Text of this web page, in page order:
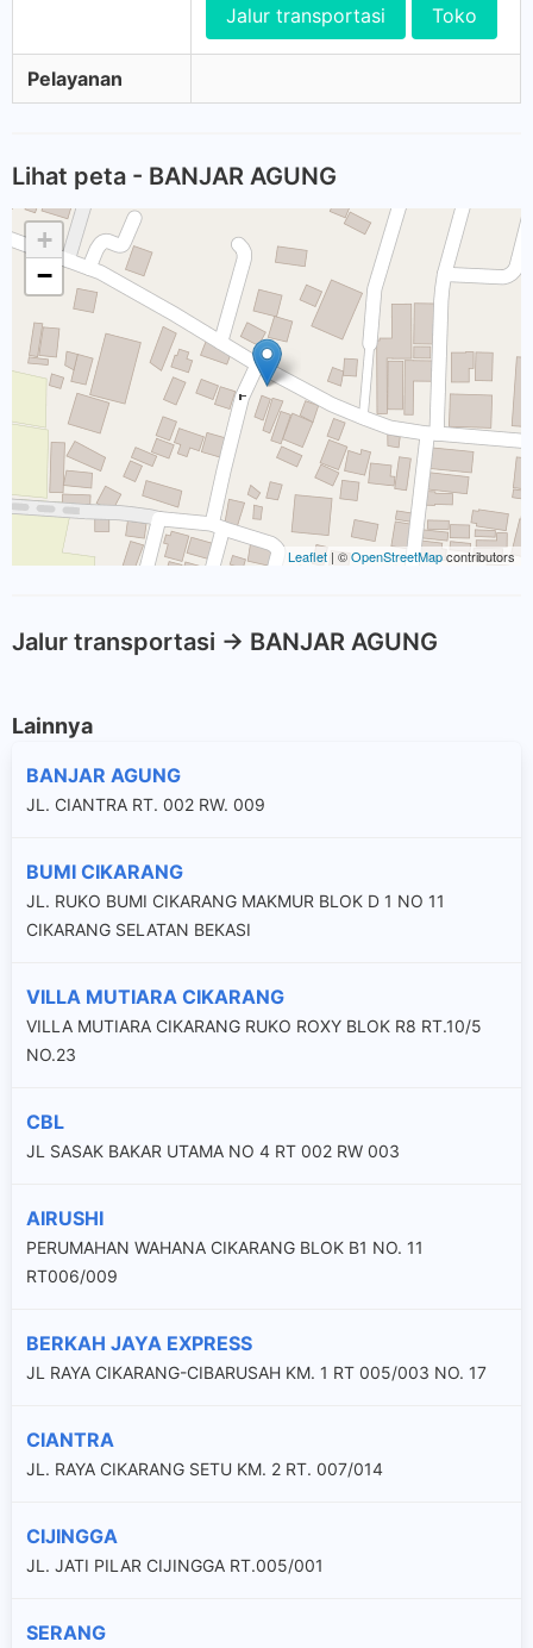
Jalur transportasi Toko
Pelayanan
Lihat peta - BANJAR AGUNG
+
−
Leaflet | ©OpenStreetMapcontributors
Jalur transportasi -> BANJAR AGUNG
Lainnya
BANJAR AGUNG
JL. CIANTRA RT. 002 RW. 009
BUMI CIKARANG
JL. RUKO BUMI CIKARANG MAKMUR BLOK D 1 NO 11
CIKARANG SELATAN BEKASI
VILLA MUTIARA CIKARANG
VILLA MUTIARA CIKARANG RUKO ROXY BLOK R8 RT.10/5
NO.23
CBL
JL SASAK BAKAR UTAMA NO 4 RT 002 RW 003
AIRUSHI
PERUMAHAN WAHANA CIKARANG BLOK B1 NO. 11
RT006/009
BERKAH JAYA EXPRESS
JL RAYA CIKARANG-CIBARUSAH KM. 1 RT 005/003 NO. 17
CIANTRA
JL. RAYA CIKARANG SETU KM. 2 RT. 007/014
CIJINGGA
JL. JATI PILAR CIJINGGA RT.005/001
SERANG